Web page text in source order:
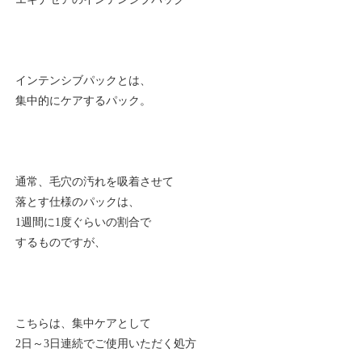
インテンシブパックとは、
集中的にケアするパック。
通常、毛穴の汚れを吸着させて
落とす仕様のパックは、
1週間に1度ぐらいの割合で
するものですが、
こちらは、集中ケアとして
2日～3日連続でご使用いただく処方